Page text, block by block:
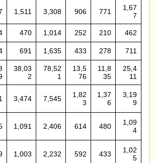
1,511 3,308 906 771
1,67
7
470 1,014 252 210 462
691 1,635 433 278 711
38,03
2
78,52
1
13,5
76
11,8
35
25,4
11
3,474 7,545
1,82
3
1,37
6
3,19
9
1,091 2,406 614 480
1,09
4
1,003 2,232 592 433
1,02
5